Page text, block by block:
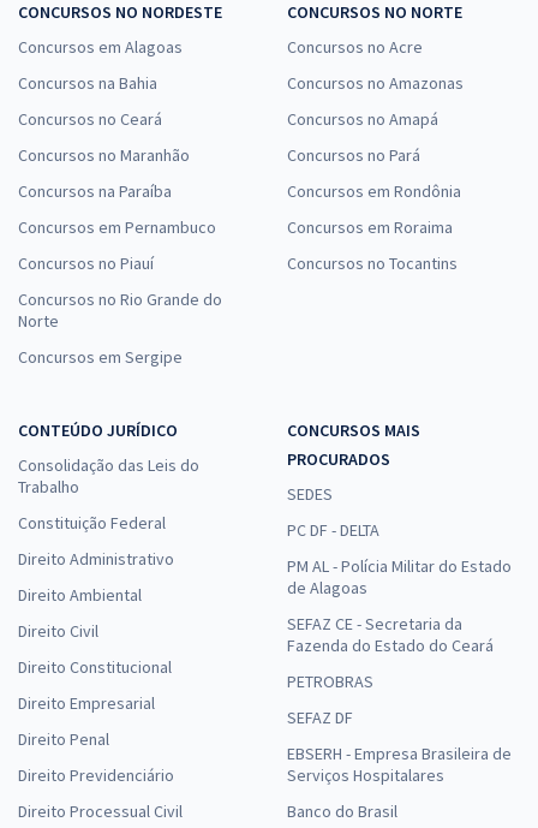
CONCURSOS NO NORDESTE
Concursos em Alagoas
Concursos na Bahia
Concursos no Ceará
Concursos no Maranhão
Concursos na Paraíba
Concursos em Pernambuco
Concursos no Piauí
Concursos no Rio Grande do
Norte
Concursos em Sergipe
CONCURSOS NO NORTE
Concursos no Acre
Concursos no Amazonas
Concursos no Amapá
Concursos no Pará
Concursos em Rondônia
Concursos em Roraima
Concursos no Tocantins
CONTEÚDO JURÍDICO
Consolidação das Leis do
Trabalho
Constituição Federal
Direito Administrativo
Direito Ambiental
Direito Civil
Direito Constitucional
Direito Empresarial
Direito Penal
Direito Previdenciário
Direito Processual Civil
CONCURSOS MAIS
PROCURADOS
SEDES
PC DF - DELTA
PM AL - Polícia Militar do Estado
de Alagoas
SEFAZ CE - Secretaria da
Fazenda do Estado do Ceará
PETROBRAS
SEFAZ DF
EBSERH - Empresa Brasileira de
Serviços Hospitalares
Banco do Brasil